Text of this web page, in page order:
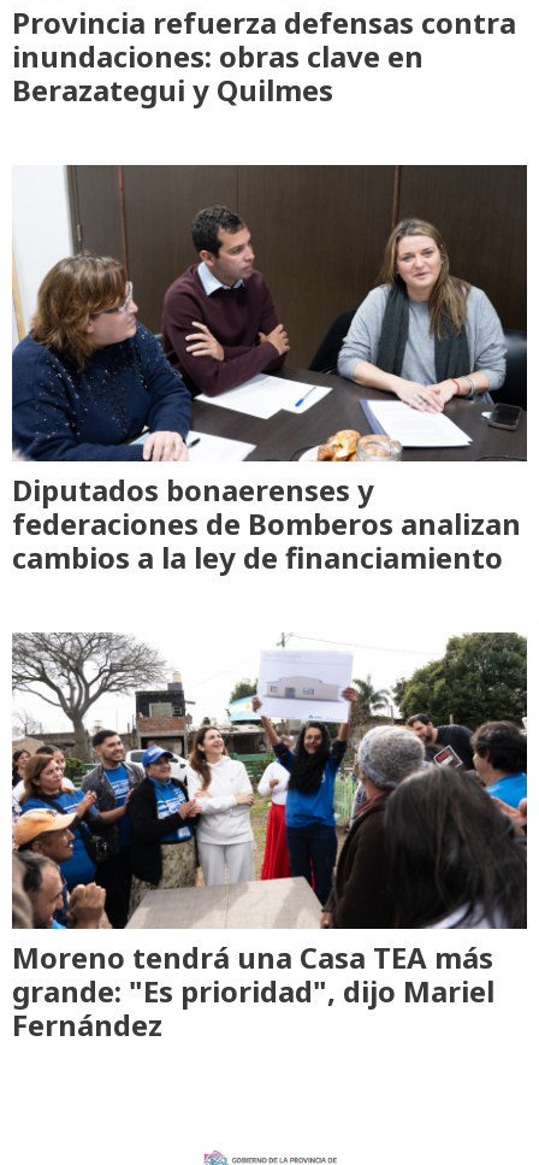
Provincia refuerza defensas contra
inundaciones: obras clave en
Berazategui y Quilmes
Diputados bonaerenses y
federaciones de Bomberos analizan
cambios a la ley de financiamiento
Moreno tendrá una Casa TEA más
grande: "Es prioridad", dijo Mariel
Fernández